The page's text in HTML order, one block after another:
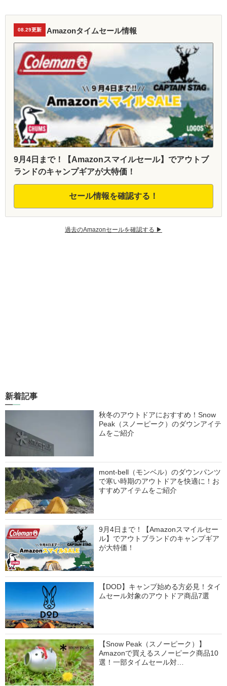
08.29更新 Amazonタイムセール情報
9月4日まで！【Amazonスマイルセール】でアウトブ
ランドのキャンプギアが大特価！
セール情報を確認する！
過去のAmazonセールを確認する ▶︎
新着記事
秋冬のアウトドアにおすすめ！Snow
Peak（スノーピーク）のダウンアイテ
ムをご紹介
mont-bell（モンベル）のダウンパンツ
で寒い時期のアウトドアを快適に！お
すすめアイテムをご紹介
9月4日まで！【Amazonスマイルセー
ル】でアウトブランドのキャンプギア
が大特価！
【DOD】キャンプ始める方必見！タイ
ムセール対象のアウトドア商品7選
【Snow Peak（スノーピーク）】
Amazonで買えるスノーピーク商品10
選！一部タイムセール対…